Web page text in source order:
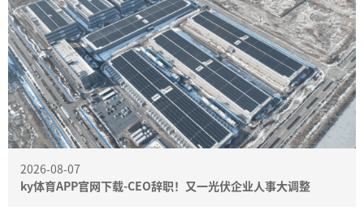
2026-08-07
ky体育APP官网下载-CEO辞职！又一光伏企业人事大调整